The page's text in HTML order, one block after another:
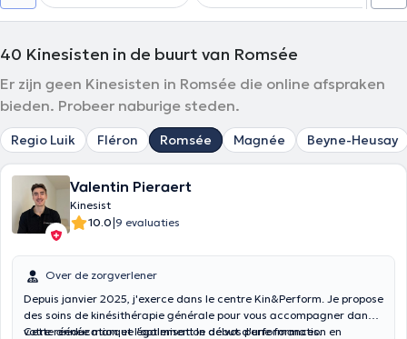
40 Kinesisten in de buurt van Romsée
Er zijn geen Kinesisten in Romsée die online afspraken
bieden. Probeer naburige steden.
Regio Luik Fléron Romsée Magnée Beyne-Heusay
Valentin Pieraert
Kinesist
10.0|9 evaluaties
Over de zorgverlener
Depuis janvier 2025, j'exerce dans le centre Kin&Perform. Je propose
des soins de kinésithérapie générale pour vous accompagner dans
votre rééducation et l'optimisation de vos performances.
Cette année marque également le début d'une formation en